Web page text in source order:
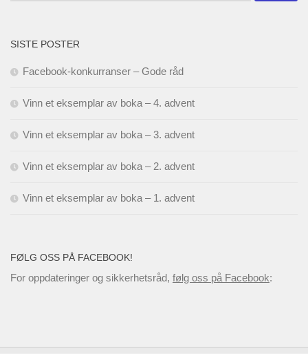
SISTE POSTER
Facebook-konkurranser – Gode råd
Vinn et eksemplar av boka – 4. advent
Vinn et eksemplar av boka – 3. advent
Vinn et eksemplar av boka – 2. advent
Vinn et eksemplar av boka – 1. advent
FØLG OSS PÅ FACEBOOK!
For oppdateringer og sikkerhetsråd, følg oss på Facebook: